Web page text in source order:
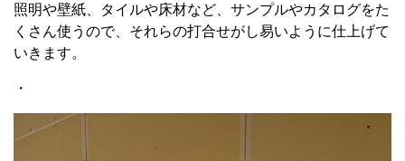
照明や壁紙、タイルや床材など、サンプルやカタログをた
くさん使うので、それらの打合せがし易いように仕上げて
いきます。
・